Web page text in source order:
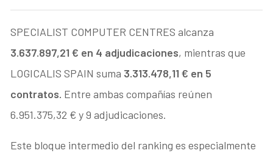
SPECIALIST COMPUTER CENTRES alcanza
3.637.897,21 € en 4 adjudicaciones, mientras que
LOGICALIS SPAIN suma 3.313.478,11 € en 5
contratos. Entre ambas compañías reúnen
6.951.375,32 € y 9 adjudicaciones.
Este bloque intermedio del ranking es especialmente